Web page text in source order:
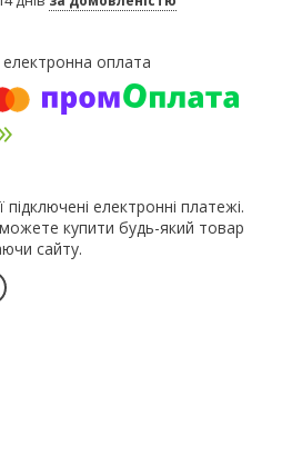
підключені електронні платежі.
купити будь-який товар
сайту.